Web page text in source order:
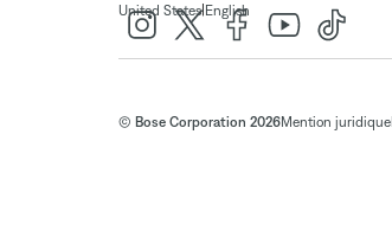
United States| English
© Bose Corporation 2026Mention juridique